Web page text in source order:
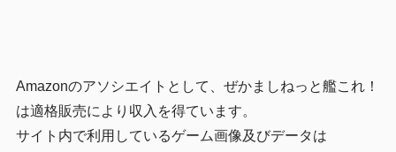
Amazonのアソシエイトとして、ぜかましねっと艦これ！
は適格販売により収入を得ています。
サイト内で利用しているゲーム画像及びデータは